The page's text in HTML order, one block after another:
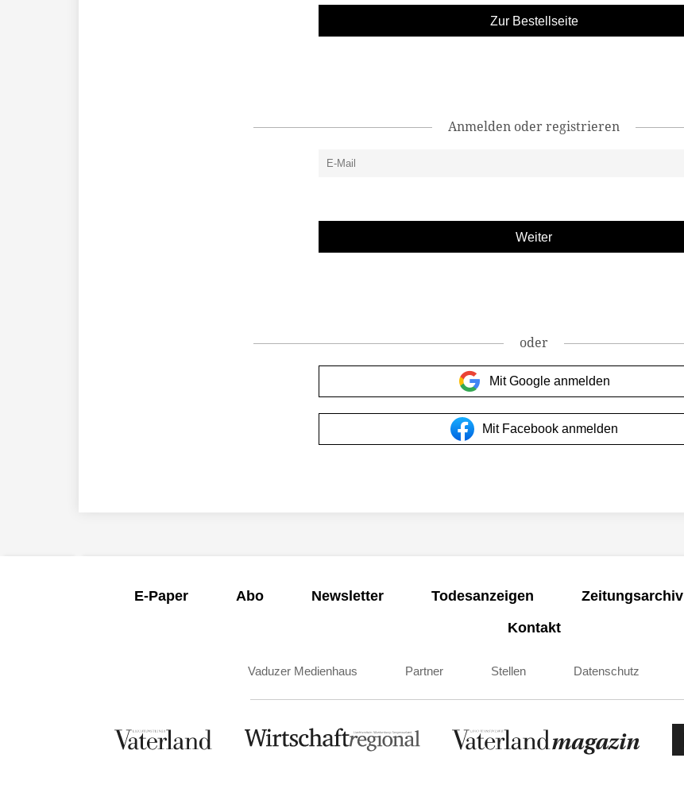
Zur Bestellseite
Anmelden oder registrieren
oder
Mit Google anmelden
Mit Facebook anmelden
E-Paper Abo Newsletter Todesanzeigen Zeitungsarchiv
Kontakt
Vaduzer Medienhaus Partner Stellen Datenschutz